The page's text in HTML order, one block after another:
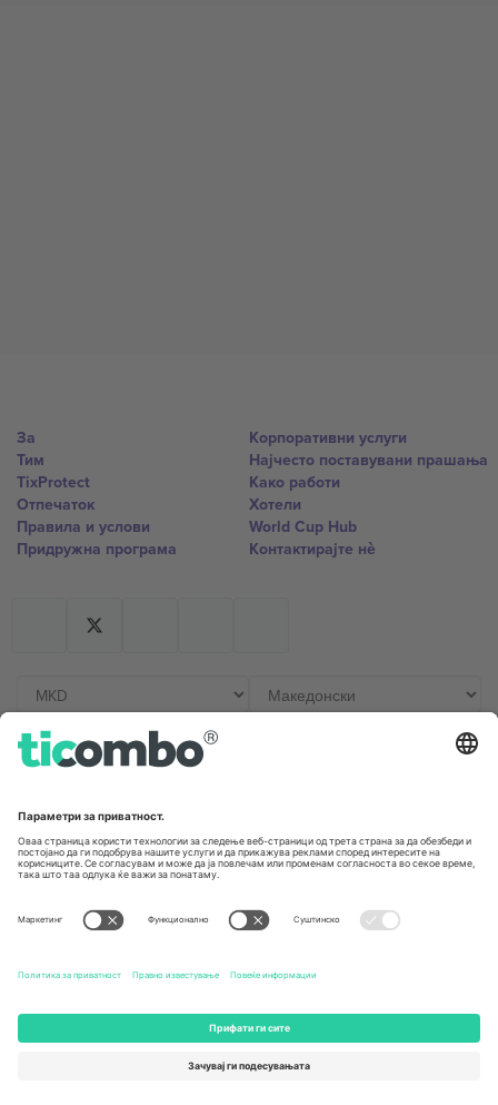
За
Тим
TixProtect
Отпечаток
Правила и услови
Придружна програма
Корпоративни услуги
Најчесто поставувани прашања
Како работи
Хотели
World Cup Hub
Контактирајте нѐ
Канцеларии и поддршка
Germany
Unter den Linden 24, 10117
Berlin, Germany
167 City Road, London, Greater
131 Continental Dr, Suite 305,
Dorfstrasse 52a, 6390
United Arab Emirates